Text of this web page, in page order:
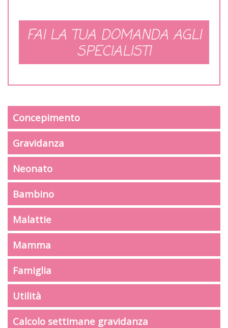
FAI LA TUA DOMANDA AGLI
SPECIALISTI
Concepimento
Gravidanza
Neonato
Bambino
Malattie
Mamma
Famiglia
Utilità
Calcolo settimane gravidanza